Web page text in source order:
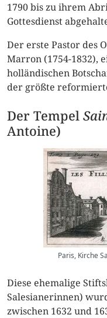
1790 bis zu ihrem
Gottesdienst
Der erste Pastor des
Marron (1754-1832),
holländischen
der größte
Der Tempel
Antoine)
Paris, Kirche
Diese ehemalige
Salesianerinnen)
zwischen 1632 und